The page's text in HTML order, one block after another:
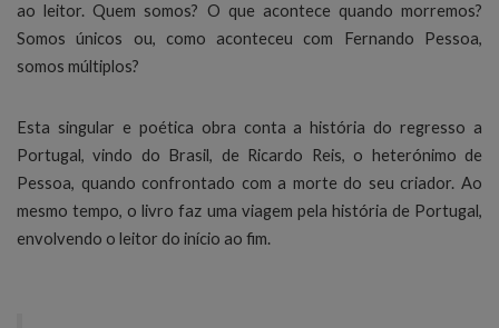
ao leitor. Quem somos? O que acontece quando morremos?
Somos únicos ou, como aconteceu com Fernando Pessoa,
somos múltiplos?
Esta singular e poética obra conta a história do regresso a
Portugal, vindo do Brasil, de Ricardo Reis, o heterónimo de
Pessoa, quando confrontado com a morte do seu criador. Ao
mesmo tempo, o livro faz uma viagem pela história de Portugal,
envolvendo o leitor do início ao fim.